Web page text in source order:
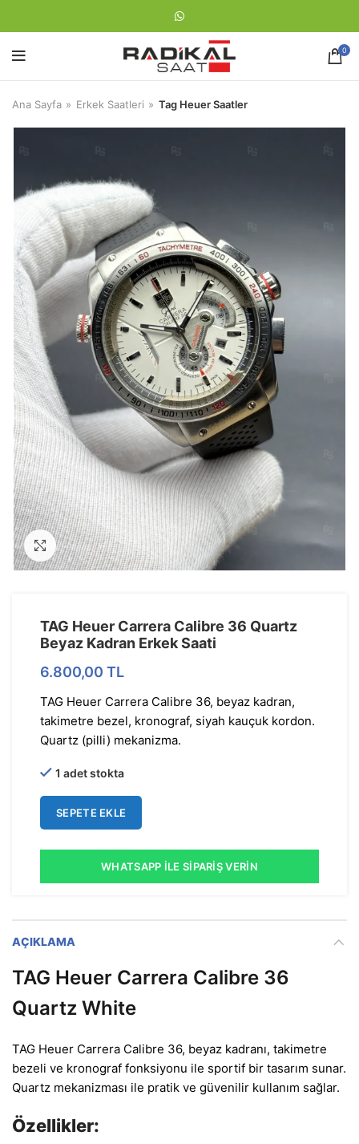
0
Ana Sayfa Erkek Saatleri Tag Heuer Saatler
Görseli Büyütün
TAG Heuer Carrera Calibre 36 Quartz
Beyaz Kadran Erkek Saati
6.800,00 TL
TAG Heuer Carrera Calibre 36, beyaz kadran,
takimetre bezel, kronograf, siyah kauçuk kordon.
Quartz (pilli) mekanizma.
1 adet stokta
SEPETE EKLE
WHATSAPP İLE SIPARIŞ VERIN
AÇIKLAMA
TAG Heuer Carrera Calibre 36
Quartz White
TAG Heuer Carrera Calibre 36, beyaz kadranı, takimetre
bezeli ve kronograf fonksiyonu ile sportif bir tasarım sunar.
Quartz mekanizması ile pratik ve güvenilir kullanım sağlar.
Özellikler: